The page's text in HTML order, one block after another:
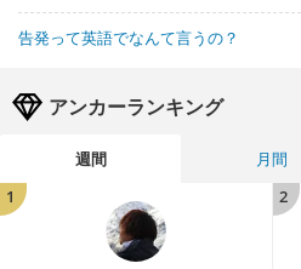
告発って英語でなんて言うの？
アンカーランキング
週間 月間
1
2